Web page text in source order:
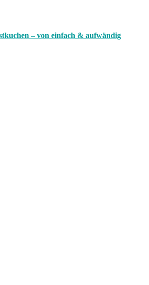
– von einfach & aufwändig